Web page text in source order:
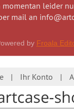
momentan leider
mail an
by Froala
Ihr Konto